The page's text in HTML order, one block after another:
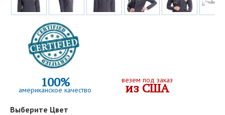
100%
американское качество
везем под заказ
из США
Выберите Цвет